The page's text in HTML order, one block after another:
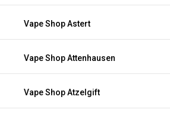
Vape Shop Astert
Vape Shop Attenhausen
Vape Shop Atzelgift